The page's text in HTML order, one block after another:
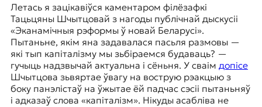
Летась я зацікавіўся каментаром філёзафкі
Тацьцяны Шчытцовай з нагоды публічнай дыскусіі
«Эканамічныя рэформы ў новай Беларусі».
Пытаньне, якім яна задавалася пасьля размовы —
які тып капіталізму мы зьбіраемся будаваць? —
гучыць надзвычай актуальна і сёньня. У сваім допісе
Шчытцова зьвяртае ўвагу на вострую рэакцыю з
боку панэлістаў на ўжытае ёй падчас сэсіі пытаньняў
і адказаў слова «капіталізм». Нікуды асабліва не